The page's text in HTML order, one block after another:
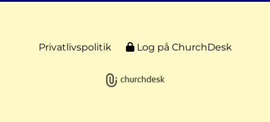
Privatlivspolitik Log på ChurchDesk